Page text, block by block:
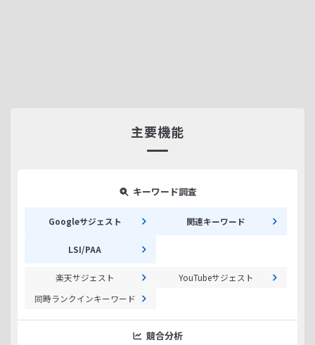
主要機能
キーワード調査
Googleサジェスト 関連キーワード
LSI/PAA
楽天サジェスト
YouTubeサジェスト
同時ランクインキーワード
競合分析